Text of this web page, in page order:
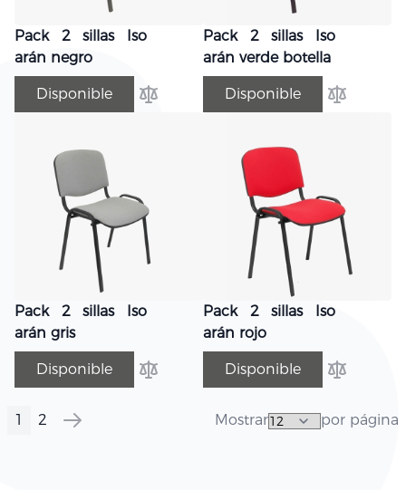
Pack 2 sillas Iso
arán negro
Disponible
Añadir para comparar
Pack 2 sillas Iso
arán verde botella
Disponible
Añadir
Pack 2 sillas Iso
arán gris
Disponible
Añadir para comparar
Pack 2 sillas Iso
arán rojo
Disponible
Añadir
Página
Actualmente estás leyendo página
1
Página
2
Página
Siguiente
Mostrar por página